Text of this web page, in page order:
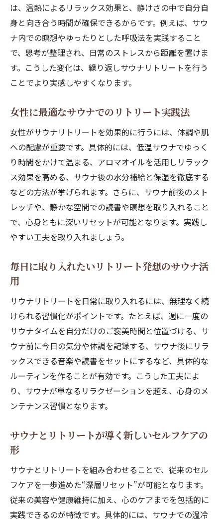
由
女性におすすめのリトリート的サウナ習慣
サウナで心身の調和を取り戻すセルフケア
法
毎日の疲れを癒すサウナリトリート実践術
サウナが叶える新しい日常のリフレッシュ
体験
は、温熱によるリラックス効果と、静けさの中で自分自
身と向き合う時間が確保できるからです。例えば、サウ
ナ内での瞑想やゆったりとした呼吸法を実践すること
で、思考が整理され、日常のストレスから距離を置けま
す。こうした変化は、繰り返しサウナリトリートを行う
ことでより実感しやすくなります。
女性に最適なサウナでのリトリート実践法
女性がサウナリトリートを効果的に行うには、体調や肌
への配慮が重要です。具体的には、低温サウナでゆっく
り時間をかけて温まる、アロマオイルを活用しリラック
ス効果を高める、サウナ後の水分補給と保湿を徹底する
などの方法が挙げられます。さらに、サウナ前後のスト
レッチや、静かな空間での読書や瞑想を取り入れること
で、心身ともに深いリセットが可能となります。実践し
やすい工夫を取り入れましょう。
毎日に取り入れたいリトリート発想のサウナ活
用
サウナリトリートを日常に取り入れるには、無理なく続
けられる習慣化がポイントです。たとえば、週に一度の
サウナタイムを自分だけのご褒美時間と位置づける、サ
ウナ前に今日の気分や体調を記録する、サウナ後にリラ
ックスできる音楽や読書をセットにするなど、具体的な
ルーティンを作ることが有効です。こうした工夫によ
り、サウナが単なるリラクゼーションを超え、心身のメ
ンテナンス習慣となります。
サウナとリトリートが導く新しいセルフケアの
形
サウナとリトリートを組み合わせることで、従来のセル
フケアを一歩進めた“深層リセット”が可能となります。
従来の美容や健康維持に加え、心のケアまでを包括的に
実践できるのが特徴です。具体的には、サウナでの温冷